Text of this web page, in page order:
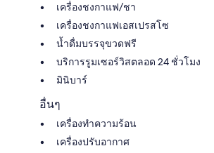
เครื่องชงกาแฟ/ชา
เครื่องชงกาแฟเอสเปรสโซ
น้ำดื่มบรรจุขวดฟรี
บริการรูมเซอร์วิสตลอด 24 ชั่วโมง
มินิบาร์
อื่นๆ
เครื่องทำความร้อน
เครื่องปรับอากาศ